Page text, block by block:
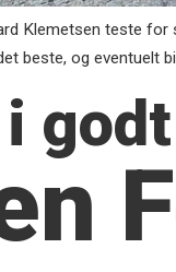
Klemetsen teste
beste, og eventuelt